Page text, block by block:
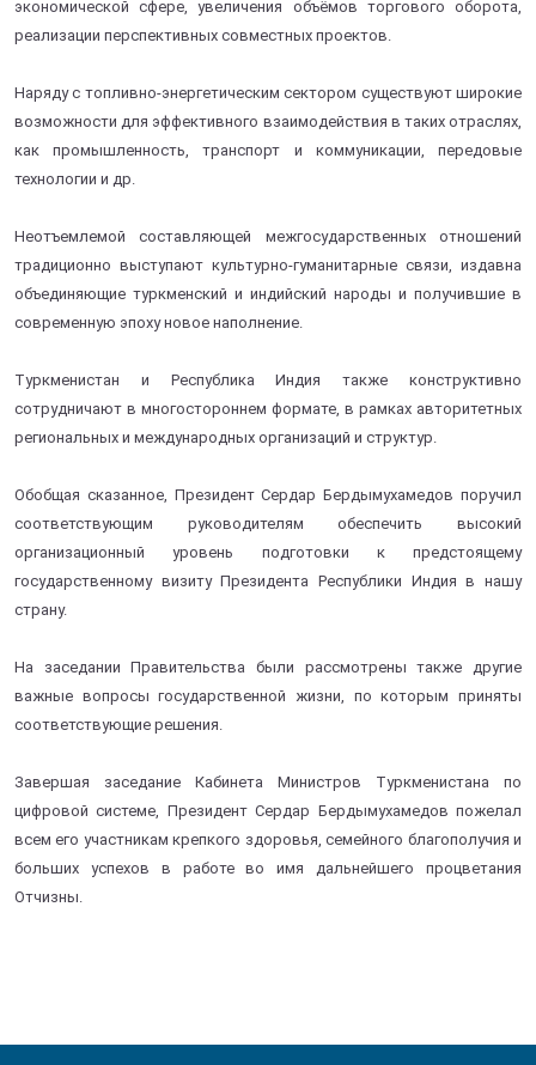
экономической сфере, увеличения объёмов торгового оборота,
реализации перспективных совместных проектов.
Наряду с топливно-энергетическим сектором существуют широкие
возможности для эффективного взаимодействия в таких отраслях,
как промышленность, транспорт и коммуникации, передовые
технологии и др.
Неотъемлемой составляющей межгосударственных отношений
традиционно выступают культурно-гуманитарные связи, издавна
объединяющие туркменский и индийский народы и получившие в
современную эпоху новое наполнение.
Туркменистан и Республика Индия также конструктивно
сотрудничают в многостороннем формате, в рамках авторитетных
региональных и международных организаций и структур.
Обобщая сказанное, Президент Сердар Бердымухамедов поручил
соответствующим руководителям обеспечить высокий
организационный уровень подготовки к предстоящему
государственному визиту Президента Республики Индия в нашу
страну.
На заседании Правительства были рассмотрены также другие
важные вопросы государственной жизни, по которым приняты
соответствующие решения.
Завершая заседание Кабинета Министров Туркменистана по
цифровой системе, Президент Сердар Бердымухамедов пожелал
всем его участникам крепкого здоровья, семейного благополучия и
больших успехов в работе во имя дальнейшего процветания
Отчизны.